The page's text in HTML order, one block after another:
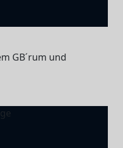
GB´rum und